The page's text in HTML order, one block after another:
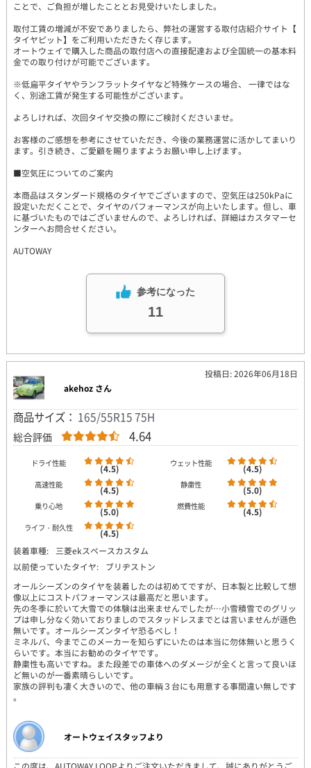
ことで、ご負担が増したこととお見受けいたしました。
取付工賃の増減が不安でありましたら、弊社の運営する取付店紹介サイト【
タイヤピット】をご利用いただきたく存じます。
オートウェイで購入した商品の取付店への直接配達および全国統一の基本料
金での取り付けが可能でございます。
※低扁平タイヤやランフラットタイヤなど特殊ケースの場合、 一律ではな
く、別途工賃が発生する可能性がございます。
よろしければ、次回タイヤ交換の際にご検討くださいませ。
お客様のご感想を参考にさせていただき、今後の業務運営に活かしてまいり
ます。引き続き、ご愛顧を賜りますようお願い申し上げます。
■空気圧についてのご案内
本商品はスタンダード規格のタイヤでございますので、空気圧は250kPaに
設定いただくことで、タイヤのパフォーマンスが向上いたします。但し、車
に基づいたものではございませんので、よろしければ、詳細はカスタマーセ
ンターへお問合せください。
AUTOWAY
参考になった
11
投稿日: 2026年06月18日
akehoz さん
商品サイズ： 165/55R15 75H
総合評価 4.64
ドライ性能 (4.5) ウェット性能 (4.5)
高速性能 (4.5) 静粛性 (5.0)
乗り心地 (5.0) 燃費性能 (4.5)
ライフ・耐久性
(4.5)
装着車種: 三菱ekスペースカスタム
以前使っていたタイヤ:
ブリヂストン
オールシーズンのタイヤを装着したのは初めてですが、日本製と比較して想
像以上にコストパフォーマンスは最高だと思います。
先の冬季に於いて大雪での体験は出来ませんでしたが…小雪積雪でのグリッ
プは申し分なく効いておりましのでスタッドレスまでとは言いませんが遜色
無いです。オールシーズンタイヤ恐るべし！
ミネルバ、今までこのメーカーを知らずにいたのは本当に勿体無いと思うく
らいです。本当にお勧めのタイヤです。
静粛性も高いですね。また段差での車体へのダメージが全くと言って良いほ
ど無いのが一番素晴らしいです。
家族の評判も凄く大きいので、他の車輌３台にも用意する事間違い無しです
。
オートウェイスタッフより